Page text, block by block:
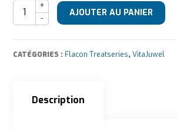
quantité de Flacon Avec Bec Verseur
AJOUTER AU PANIER
CATÉGORIES : Flacon Treatseries,VitaJuwel
Description